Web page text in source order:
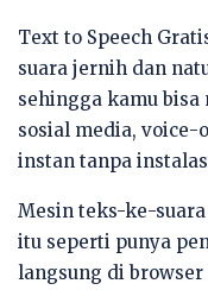
Text to Speech
suara jernih dan
sehingga kamu
sosial media, voice-
instan tanpa
Mesin teks-ke-
itu seperti punya
langsung di